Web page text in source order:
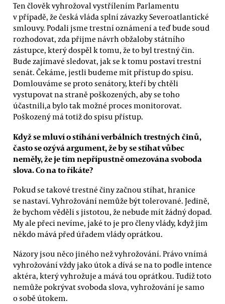
Ten člověk vyhrožoval vystřílením Parlamentu
v případě, že česká vláda splní závazky Severoatlantické
smlouvy. Podali jsme trestní oznámení a teď bude soud
rozhodovat, zda přijme návrh obžaloby státního
zástupce, který dospěl k tomu, že to byl trestný čin.
Bude zajímavé sledovat, jak se k tomu postaví trestní
senát. Čekáme, jestli budeme mít přístup do spisu.
Domlouváme se proto senátory, kteří by chtěli
vystupovat na straně poškozených, aby se toho
účastnili,a bylo tak možné proces monitorovat.
Poškozený má totiž do spisu přístup.
Když se mluví o stíhání verbálních trestných činů,
často se ozývá argument, že by se stíhat vůbec
neměly, že je tím nepřípustně omezována svoboda
slova. Co na to říkáte?
Pokud se takové trestné činy začnou stíhat, hranice
se nastaví. Vyhrožování nemůže být tolerované. Jedině,
že bychom věděli s jistotou, že nebude mít žádný dopad.
My ale přeci nevíme, jaké to je pro členy vlády, když jim
někdo mává před úřadem vlády oprátkou.
Názory jsou něco jiného než vyhrožování. Právo vnímá
vyhrožování vždy jako útok a dívá se na to podle intence
aktéra, který vyhrožuje a mává tou oprátkou. Tudíž toto
nemůže pokrývat svoboda slova, vyhrožování je samo
o sobě útokem.